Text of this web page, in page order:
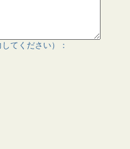
てください）：